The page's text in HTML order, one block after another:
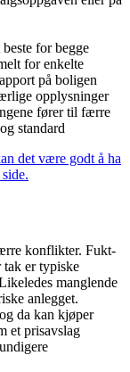
for begge
for enkelte
på boligen
opplysninger
fører til færre
standard
det være godt å ha
konflikter. Fukt-
tak er typiske
manglende
anlegget.
da kan kjøper
et prisavslag